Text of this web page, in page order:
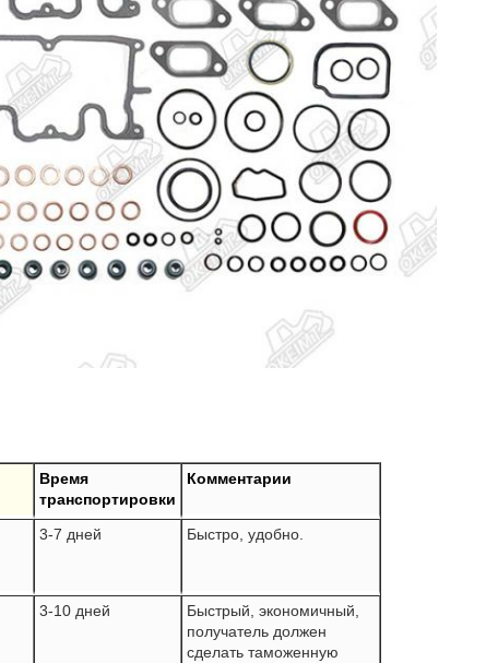
Время
транспортировки
Комментарии
3-7 дней Быстро, удобно.
3-10 дней
Быстрый, экономичный,
получатель должен
сделать таможенную